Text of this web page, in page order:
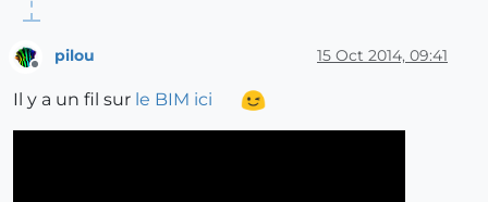
pilou 15 Oct 2014, 09:41
Il y a un fil sur le BIM ici